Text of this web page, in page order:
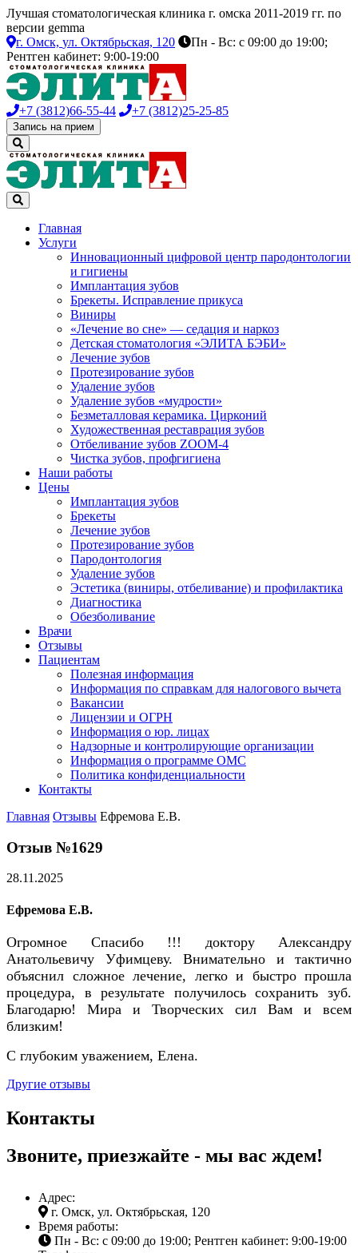
Лучшая стоматологическая клиника г. омска 2011-2019 гг. по
версии gemma
г. Омск, ул. Октябрьская, 120
Пн - Вс: с 09:00 до 19:00;
Рентген кабинет: 9:00-19:00
+7 (3812)66-55-44 +7 (3812)25-25-85
Запись на прием
Главная
Услуги
Инновационный цифровой центр пародонтологии
и гигиены
Имплантация зубов
Брекеты. Исправление прикуса
Виниры
«Лечение во сне» — седация и наркоз
Детская стоматология «ЭЛИТА БЭБИ»
Лечение зубов
Протезирование зубов
Удаление зубов
Удаление зубов «мудрости»
Безметалловая керамика. Цирконий
Художественная реставрация зубов
Отбеливание зубов ZOOM-4
Чистка зубов, профгигиена
Наши работы
Цены
Имплантация зубов
Брекеты
Лечение зубов
Протезирование зубов
Пародонтология
Удаление зубов
Эстетика (виниры, отбеливание) и профилактика
Диагностика
Обезболивание
Врачи
Отзывы
Пациентам
Полезная информация
Информация по справкам для налогового вычета
Вакансии
Лицензии и ОГРН
Информация о юр. лицах
Надзорные и контролирующие организации
Информация о программе ОМС
Политика конфиденциальности
Контакты
Главная Отзывы Ефремова Е.В.
Отзыв №1629
28.11.2025
Ефремова Е.В.
Огромное Спасибо !!! доктору Александру
Анатольевичу Уфимцеву. Внимательно и тактично
объяснил сложное лечение, легко и быстро прошла
процедура, в результате получилось сохранить зуб.
Благодарю! Мира и Творческих сил Вам и всем
близким!
С глубоким уважением, Елена.
Другие отзывы
Контакты
Звоните, приезжайте - мы вас ждем!
Адрес:
г. Омск, ул. Октябрьская, 120
Время работы:
Пн - Вс: с 09:00 до 19:00; Рентген кабинет: 9:00-19:00